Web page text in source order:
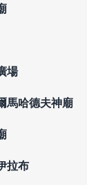
場
馬哈德夫神廟
拉布